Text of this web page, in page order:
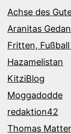
Achse des
Aranitas
Fritten,
Hazamelistan
KitziBlog
Moggadodde
redaktion42
Thomas